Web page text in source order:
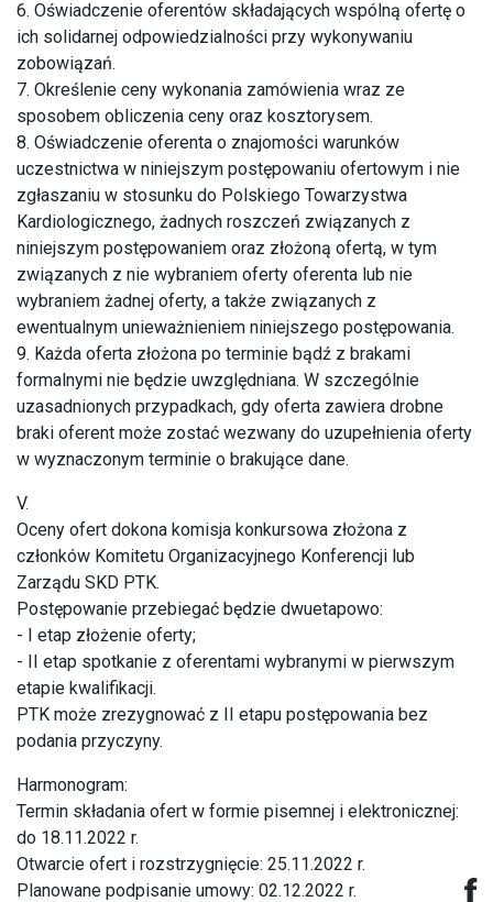
6. Oświadczenie oferentów składających wspólną ofertę o
ich solidarnej odpowiedzialności przy wykonywaniu
zobowiązań.
7. Określenie ceny wykonania zamówienia wraz ze
sposobem obliczenia ceny oraz kosztorysem.
8. Oświadczenie oferenta o znajomości warunków
uczestnictwa w niniejszym postępowaniu ofertowym i nie
zgłaszaniu w stosunku do Polskiego Towarzystwa
Kardiologicznego, żadnych roszczeń związanych z
niniejszym postępowaniem oraz złożoną ofertą, w tym
związanych z nie wybraniem oferty oferenta lub nie
wybraniem żadnej oferty, a także związanych z
ewentualnym unieważnieniem niniejszego postępowania.
9. Każda oferta złożona po terminie bądź z brakami
formalnymi nie będzie uwzględniana. W szczególnie
uzasadnionych przypadkach, gdy oferta zawiera drobne
braki oferent może zostać wezwany do uzupełnienia oferty
w wyznaczonym terminie o brakujące dane.
V.
Oceny ofert dokona komisja konkursowa złożona z
członków Komitetu Organizacyjnego Konferencji lub
Zarządu SKD PTK.
Postępowanie przebiegać będzie dwuetapowo:
- I etap złożenie oferty;
- II etap spotkanie z oferentami wybranymi w pierwszym
etapie kwalifikacji.
PTK może zrezygnować z II etapu postępowania bez
podania przyczyny.
Harmonogram:
Termin składania ofert w formie pisemnej i elektronicznej:
do 18.11.2022 r.
Otwarcie ofert i rozstrzygnięcie: 25.11.2022 r.
Planowane podpisanie umowy: 02.12.2022 r.